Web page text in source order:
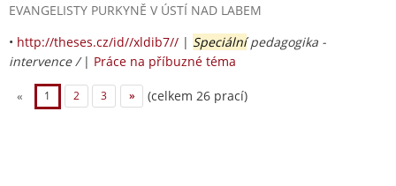
EVANGELISTY PURKYNĚ V ÚSTÍ NAD LABEM
• http://theses.cz/id//xldib7// | Speciálnípedagogika -
intervence / | Práce na příbuzné téma
« 1 2 3 » (celkem 26 prací)